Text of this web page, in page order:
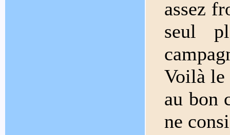
assez
seul
Voilà le
au bon
ne